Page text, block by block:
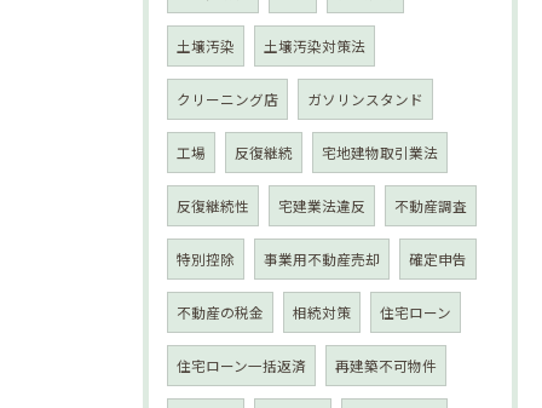
土壌汚染 土壌汚染対策法
クリーニング店 ガソリンスタンド
工場 反復継続 宅地建物取引業法
反復継続性 宅建業法違反 不動産調査
特別控除 事業用不動産売却 確定申告
不動産の税金 相続対策 住宅ローン
住宅ローン一括返済 再建築不可物件